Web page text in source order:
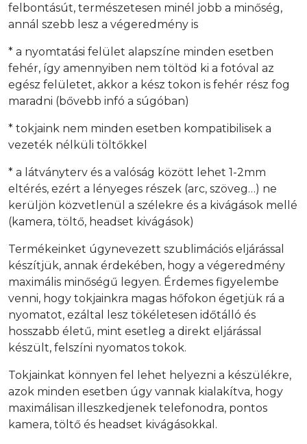
felbontásút, természetesen minél jobb a minőség,
annál szebb lesz a végeredmény is
* a nyomtatási felület alapszíne minden esetben
fehér, így amennyiben nem töltöd ki a fotóval az
egész felületet, akkor a kész tokon is fehér rész fog
maradni (bővebb infó a súgóban)
* tokjaink nem minden esetben kompatibilisek a
vezeték nélküli töltőkkel
* a látványterv és a valóság között lehet 1-2mm
eltérés, ezért a lényeges részek (arc, szöveg…) ne
kerüljön közvetlenül a szélekre és a kivágások mellé
(kamera, töltő, headset kivágások)
Termékeinket úgynevezett szublimációs eljárással
készítjük, annak érdekében, hogy a végeredmény
maximális minőségű legyen. Érdemes figyelembe
venni, hogy tokjainkra magas hőfokon égetjük rá a
nyomatot, ezáltal lesz tökéletesen időtálló és
hosszabb életű, mint esetleg a direkt eljárással
készült, felszíni nyomatos tokok.
Tokjainkat könnyen fel lehet helyezni a készülékre,
azok minden esetben úgy vannak kialakítva, hogy
maximálisan illeszkedjenek telefonodra, pontos
kamera, töltő és headset kivágásokkal.